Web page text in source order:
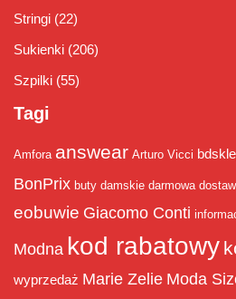
Stringi (22)
Sukienki (206)
Szpilki (55)
Tagi
Amfora answear Arturo Vicci
BonPrix buty damskie darmowa
eobuwie Giacomo Conti
Modna kod rabatowy
wyprzedaż Marie Zelie Moda